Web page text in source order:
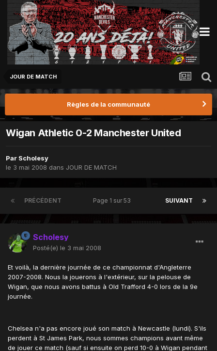
JOUR DE MATCH
Règles de la communauté
Wigan Athletic 0-2 Manchester United
Par Scholesy
le 3 mai 2008 dans JOUR DE MATCH
PRÉCÉDENT SUIVANT
Page 1 sur 53
Scholesy
Posté(e) le 3 mai 2008
Et voilà, la dernière journée de ce championnat d'Angleterre
2007-2008. Nous la jouerons à l'extérieur, sur la pelouse de
Wigan, que nous avons battus à Old Trafford 4-0 lors de la 9e
journée.
Chelsea n'a pas encore joué son match à Newcastle (lundi). S'ils
perdent à St James Park, nous sommes champions avant même
de jouer ce match (sauf si ensuite on perd 10-0 à Wigan pendant